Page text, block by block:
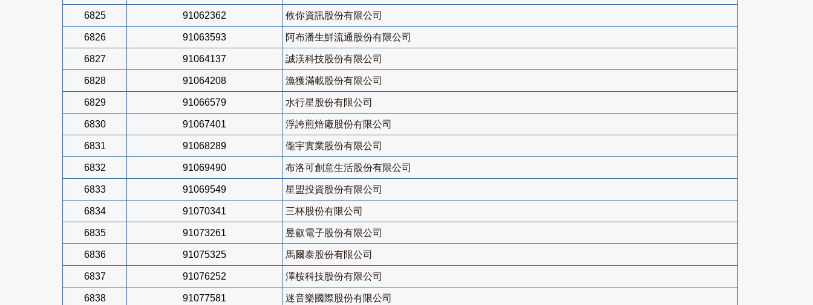
6825 91062362 攸你資訊股份有限公司
6826 91063593 阿布潘生鮮流通股份有限公司
6827 91064137 誠渼科技股份有限公司
6828 91064208 漁獲滿載股份有限公司
6829 91066579 水行星股份有限公司
6830 91067401 浮誇煎焙廠股份有限公司
6831 91068289 儱宇實業股份有限公司
6832 91069490 布洛可創意生活股份有限公司
6833 91069549 星盟投資股份有限公司
6834 91070341 三杯股份有限公司
6835 91073261 昱叡電子股份有限公司
6836 91075325 馬爾泰股份有限公司
6837 91076252 澤桉科技股份有限公司
6838 91077581 迷音樂國際股份有限公司